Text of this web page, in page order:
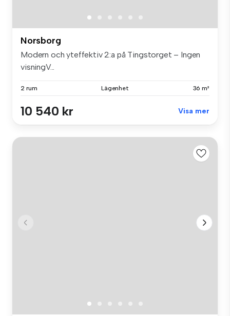
Norsborg
Modern och yteffektiv 2:a på Tingstorget – Ingen
visningV...
2 rum Lägenhet 36 m²
10 540 kr Visa mer